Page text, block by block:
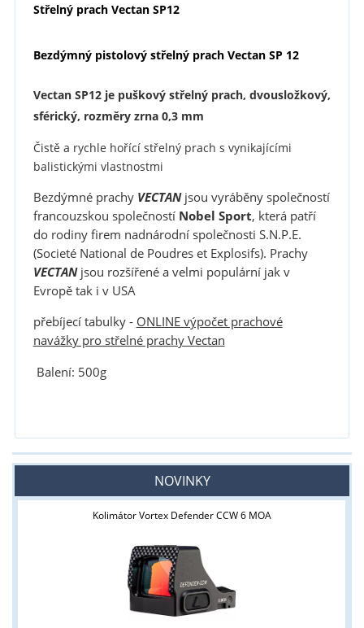
Střelný prach Vectan SP12
Bezdýmný pistolový střelný prach Vectan SP 12
Vectan SP12je puškový střelný prach, dvousložkový,
sférický, rozměry zrna 0,3 mm
Čistě a rychle hořící střelný prach s vynikajícími
balistickými vlastnostmi
Bezdýmné prachy VECTANjsou vyráběny společností
francouzskou společností Nobel Sport, která patří
do rodiny firem nadnárodní společnosti S.N.P.E.
(Societé National de Poudres et Explosifs). Prachy
VECTANjsou rozšířené a velmi populární jak v
Evropě tak i v USA
přebíjecí tabulky - ONLINE výpočet prachové
navážky pro střelné prachy Vectan
Balení: 500g
NOVINKY
Kolimátor Vortex Defender CCW 6 MOA